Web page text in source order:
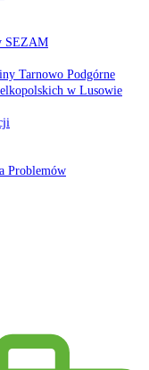
SEZAM
Tarnowo Podgórne
w Lusowie
Problemów